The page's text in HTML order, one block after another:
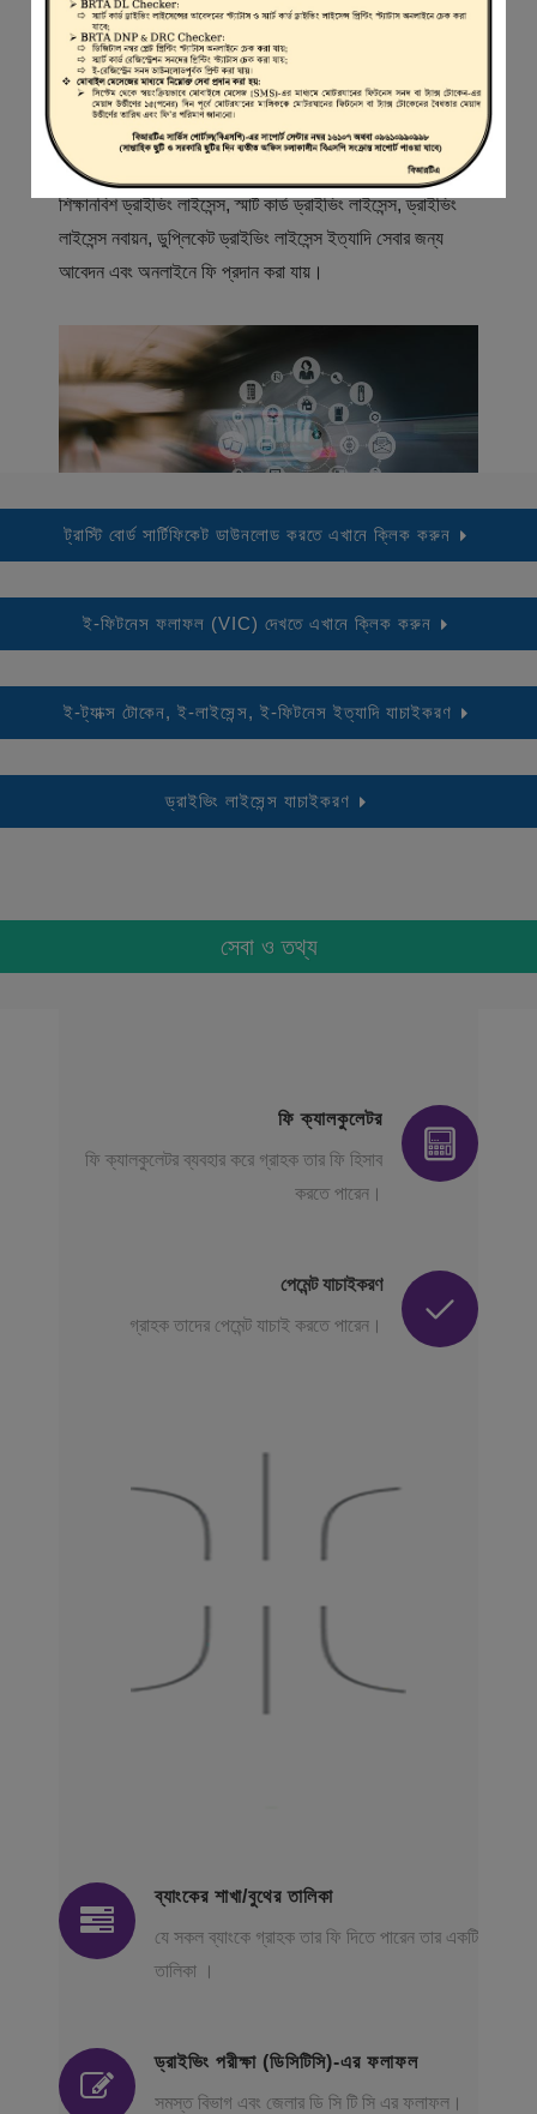
স্বাগতম
বিআরটিএ সার্ভিস পোর্টাল (বিএসপি) বাংলাদেশ রোড ট্রান্সপোর্ট অথরিটি
(বিআরটিএ) এর একটি অনলাইন সেবা প্রদানের মাধ্যম যেখানে ড্রাইভার,
মোটরযান মালিক, মোটরযান বিক্রেতাদের নিবন্ধিত করা হয় এবং
শিক্ষানবিশ ড্রাইভিং লাইসেন্স, স্মার্ট কার্ড ড্রাইভিং লাইসেন্স, ড্রাইভিং
লাইসেন্স নবায়ন, ডুপ্লিকেট ড্রাইভিং লাইসেন্স ইত্যাদি সেবার জন্য
আবেদন এবং অনলাইনে ফি প্রদান করা যায়।
ট্রাস্টি বোর্ড সার্টিফিকেট ডাউনলোড করতে এখানে ক্লিক করুন
ই-ফিটনেস ফলাফল (VIC) দেখতে এখানে ক্লিক করুন
ই-ট্যাক্স টোকেন, ই-লাইসেন্স, ই-ফিটনেস ইত্যাদি যাচাইকরণ
ড্রাইভিং লাইসেন্স যাচাইকরণ
সেবা ও তথ্য
ফি ক্যালকুলেটর
ফি ক্যালকুলেটর ব্যবহার করে গ্রাহক তার ফি হিসাব
করতে পারেন।
পেমেন্ট যাচাইকরণ
গ্রাহক তাদের পেমেন্ট যাচাই করতে পারেন।
ব্যাংকের শাখা/বুথের তালিকা
যে সকল ব্যাংকে গ্রাহক তার ফি দিতে পারেন তার একটি
তালিকা ।
ড্রাইভিং পরীক্ষা (ডিসিটিসি)-এর ফলাফল
সমস্ত বিভাগ এবং জেলার ডি সি টি সি এর ফলাফল।